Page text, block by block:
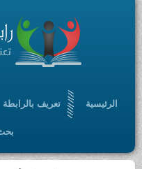
الرئيسية تعريف بالرابطة
بحث